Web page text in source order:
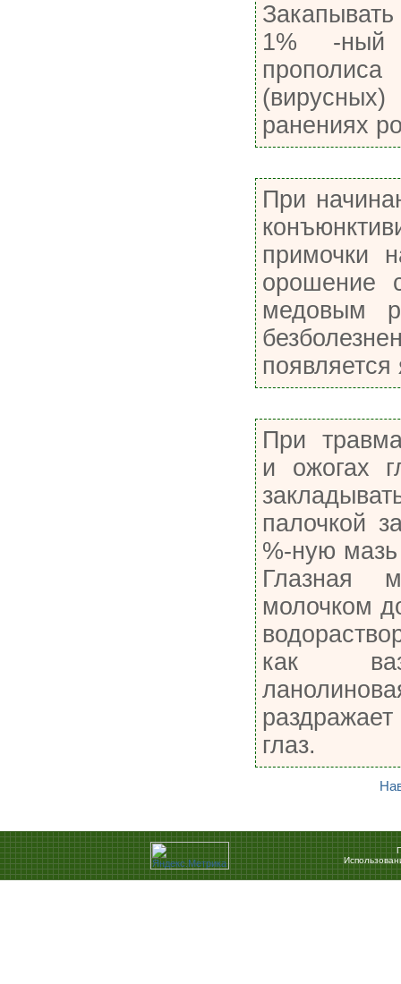
1% -ный
прополиса
(вирусных)
ранениях
При
примочки
орошение
медовым
появляется
При
и ожогах
палочкой
%-ную мазь
Глазная
молочком
как
глаз.